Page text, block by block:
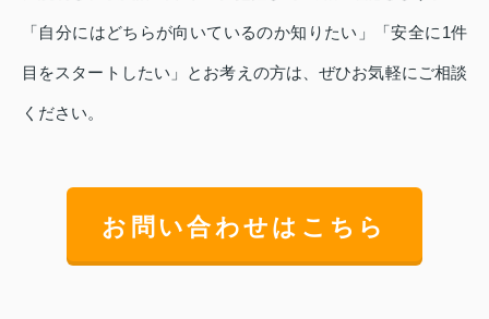
「自分にはどちらが向いているのか知りたい」「安全に1件
目をスタートしたい」とお考えの方は、ぜひお気軽にご相談
ください。
お問い合わせはこちら